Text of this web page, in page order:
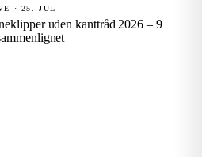
· 25. JUL
uden kanttråd 2026 – 9